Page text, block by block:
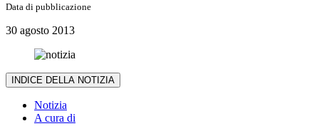
Data di pubblicazione
30 agosto 2013
INDICE DELLA NOTIZIA
Notizia
A cura di